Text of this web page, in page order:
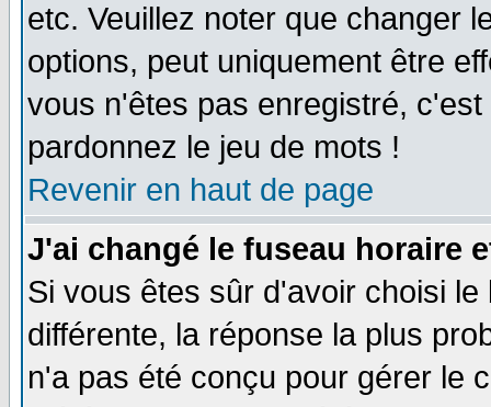
etc. Veuillez noter que changer
options, peut uniquement être
vous n'êtes pas enregistré,
pardonnez le jeu de mots !
Revenir en haut de page
J'ai changé le fuseau horaire
Si vous êtes sûr d'avoir choisi
différente, la réponse la plus
n'a pas été conçu pour gérer le